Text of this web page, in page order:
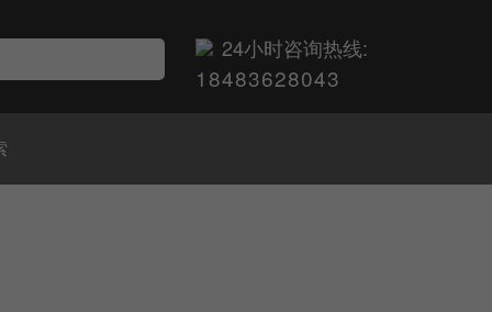
24小时咨询热线:
18483628043